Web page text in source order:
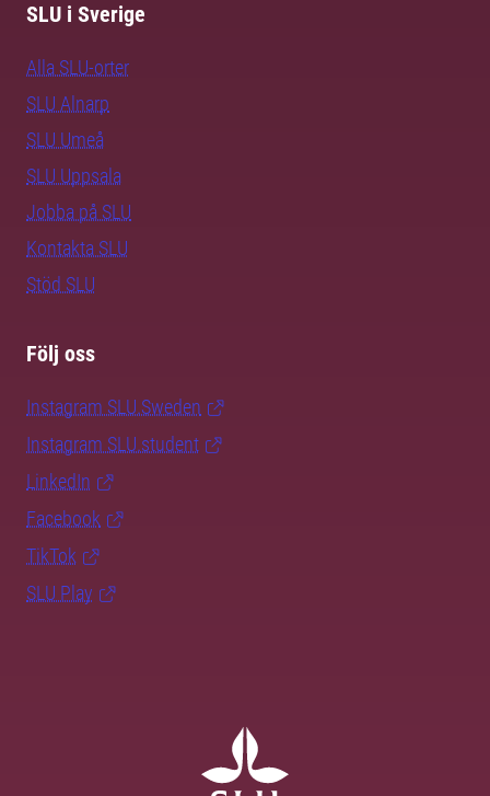
SLU i Sverige
Alla SLU-orter
SLU Alnarp
SLU Umeå
SLU Uppsala
Jobba på SLU
Kontakta SLU
Stöd SLU
Följ oss
Instagram SLU.Sweden
Instagram SLU.student
LinkedIn
Facebook
TikTok
SLU Play